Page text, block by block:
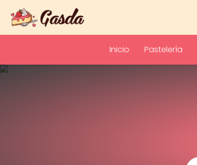
Inicio Pastelería